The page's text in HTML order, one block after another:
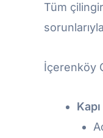
Tüm
İçerenköy